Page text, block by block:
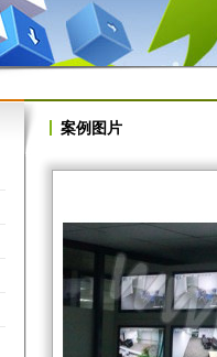
案例图片